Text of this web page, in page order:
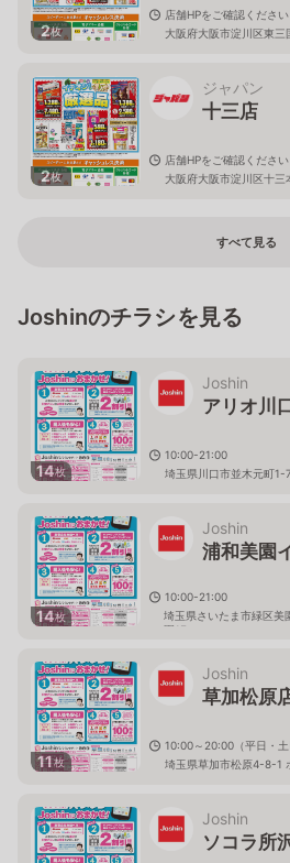
2枚
店舗HPをご確認ください
大阪府大阪市淀川区東三
2枚
ジャパン
十三店
店舗HPをご確認ください
大阪府大阪市淀川区十三
すべて見る
Joshinのチラシを見る
14枚
Joshin
アリオ川
10:00-21:00
埼玉県川口市並木元町1-
14枚
Joshin
浦和美園
10:00-21:00
埼玉県さいたま市緑区
園1F
11枚
Joshin
草加松原
10:00～20:00（平日・
埼玉県草加市松原4-8-1
Joshin
ソコラ所